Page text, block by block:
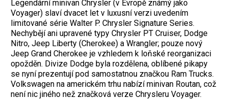
Legendární minivan Chrysler (v Evropě známý jako
Voyager) slaví dvacet let v luxusní verzi uvedením
limitované série Walter P. Chrysler Signature Series.
Nechybějí ani upravené typy Chrysler PT Cruiser, Dodge
Nitro, Jeep Liberty (Cherokee) a Wrangler; pouze nový
Jeep Grand Cherokee je vzhledem k loňské reorganizaci
opožděn. Divize Dodge byla rozdělena, oblíbené pikapy
se nyní prezentují pod samostatnou značkou Ram Trucks.
Volkswagen na americkém trhu nabízí minivan Routan, což
není nic jiného než značková verze Chrysleru Voyager.